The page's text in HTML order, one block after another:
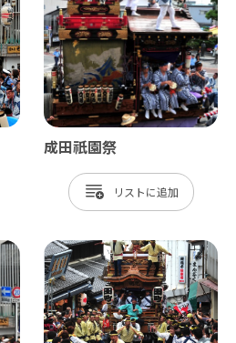
成田祇園祭
リスト